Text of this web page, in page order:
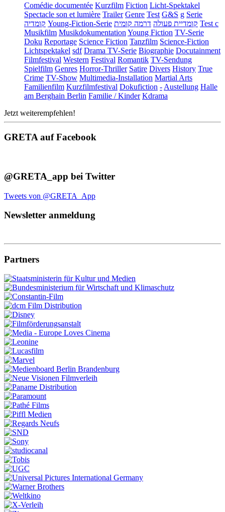
Comédie documentée Kurzfilm Fiction Licht-Spektakel
Spectacle son et lumière Trailer Genre Test G&S g Serie
קומדיה Young-Fiction-Serie קומדיית פעולה דרמה קומית
Test c
Musikfilm Musikdokumentation Young Fiction TV-Serie
Doku Reportage Science Fiction Tanzfilm Science-Fiction
Lichtspektakel sdf Drama TV-Serie Biographie Docutainment
Filmfestival Western Festival Romantik TV-Sendung
Spielfilm Genres Horror-Thriller Satire Divers History True
Crime TV-Show Multimedia-Installation Martial Arts
Familienfilm Kurzfilmfestival Dokufiction - Austellung Halle
am Berghain Berlin Familie / Kinder Kdrama
Jetzt weiterempfehlen!
GRETA auf Facebook
@GRETA_app bei Twitter
Tweets von @GRETA_App
Newsletter anmeldung
Partners